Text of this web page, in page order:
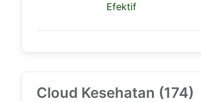
Efektif
Cloud Kesehatan (174)